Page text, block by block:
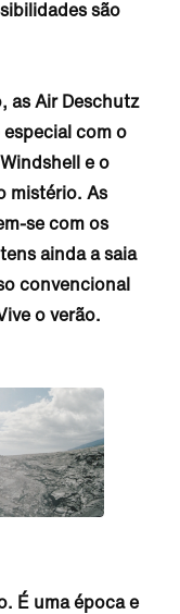
são
as Air Deschutz
com o
e o
mistério. As
se com os
ainda a saia
convencional
o verão.
É uma época e